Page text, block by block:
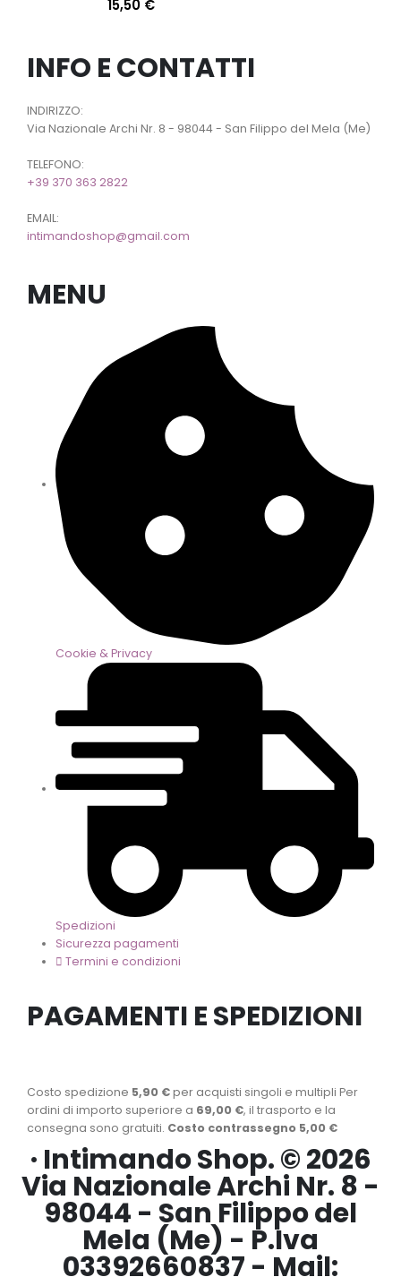
15,50 €
INFO E CONTATTI
INDIRIZZO:
Via Nazionale Archi Nr. 8 - 98044 - San Filippo del Mela (Me)
TELEFONO:
+39 370 363 2822
EMAIL:
intimandoshop@gmail.com
MENU
Cookie & Privacy
Spedizioni
Sicurezza pagamenti
Termini e condizioni
PAGAMENTI E SPEDIZIONI
Costo spedizione 5,90 €per acquisti singoli e multipli Per
ordini di importo superiore a 69,00 €, il trasporto e la
consegna sono gratuiti. Costo contrassegno 5,00 €
· Intimando Shop. © 2026
Via Nazionale Archi Nr. 8 -
98044 - San Filippo del
Mela (Me) - P.Iva
03392660837 - Mail: